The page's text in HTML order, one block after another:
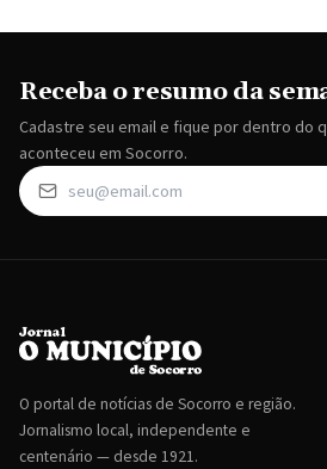
Receba o resumo da
Cadastre seu email e fique por dentro do
aconteceu em Socorro.
O portal de notícias de Socorro e região.
Jornalismo local, independente e
centenário — desde 1921.